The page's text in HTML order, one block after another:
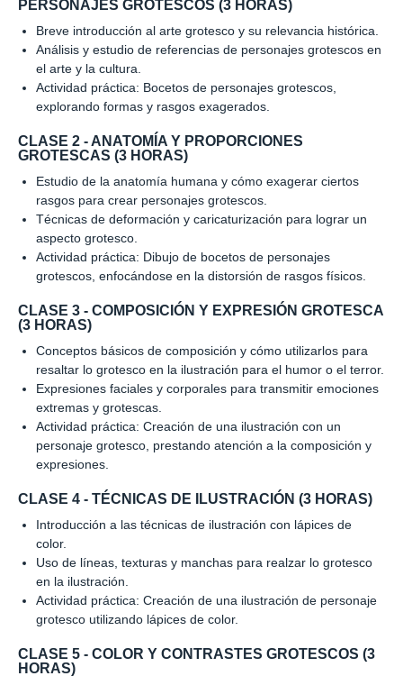
PERSONAJES GROTESCOS (3 HORAS)
Breve introducción al arte grotesco y su relevancia histórica.
Análisis y estudio de referencias de personajes grotescos en
el arte y la cultura.
Actividad práctica: Bocetos de personajes grotescos,
explorando formas y rasgos exagerados.
CLASE 2 - ANATOMÍA Y PROPORCIONES
GROTESCAS (3 HORAS)
Estudio de la anatomía humana y cómo exagerar ciertos
rasgos para crear personajes grotescos.
Técnicas de deformación y caricaturización para lograr un
aspecto grotesco.
Actividad práctica: Dibujo de bocetos de personajes
grotescos, enfocándose en la distorsión de rasgos físicos.
CLASE 3 - COMPOSICIÓN Y EXPRESIÓN GROTESCA
(3 HORAS)
Conceptos básicos de composición y cómo utilizarlos para
resaltar lo grotesco en la ilustración para el humor o el terror.
Expresiones faciales y corporales para transmitir emociones
extremas y grotescas.
Actividad práctica: Creación de una ilustración con un
personaje grotesco, prestando atención a la composición y
expresiones.
CLASE 4 - TÉCNICAS DE ILUSTRACIÓN (3 HORAS)
Introducción a las técnicas de ilustración con lápices de
color.
Uso de líneas, texturas y manchas para realzar lo grotesco
en la ilustración.
Actividad práctica: Creación de una ilustración de personaje
grotesco utilizando lápices de color.
CLASE 5 - COLOR Y CONTRASTES GROTESCOS (3
HORAS)